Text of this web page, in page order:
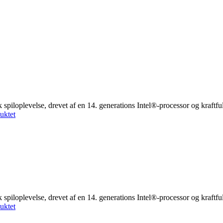
drevet af en 14. generations Intel®-processor og
drevet af en 14. generations Intel®-processor og